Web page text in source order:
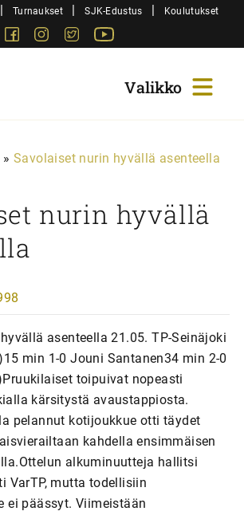
| Turnaukset | SJK-Edustus | Koulutukset
FacebookInstagram
Twitter
» Savolaiset nurin hyvällä asenteella
nurin hyvällä
asenteella 21.05. TP-Seinäjoki
min 1-0 Jouni Santanen34 min 2-0
toipuivat nopeasti
kärsitystä avaustappiosta.
pelannut kotijoukkue otti täydet
kahdella ensimmäisen
alkuminuutteja hallitsi
VarTP, mutta todellisiin
ei päässyt. Viimeistään